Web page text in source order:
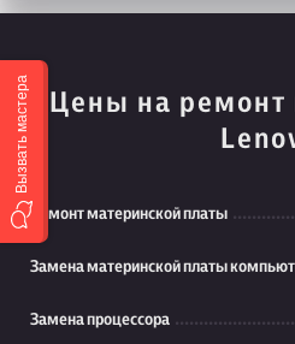
Цены на
Ремонт материнской платы
Замена материнской платы
Замена процессора
Вызвать мастера